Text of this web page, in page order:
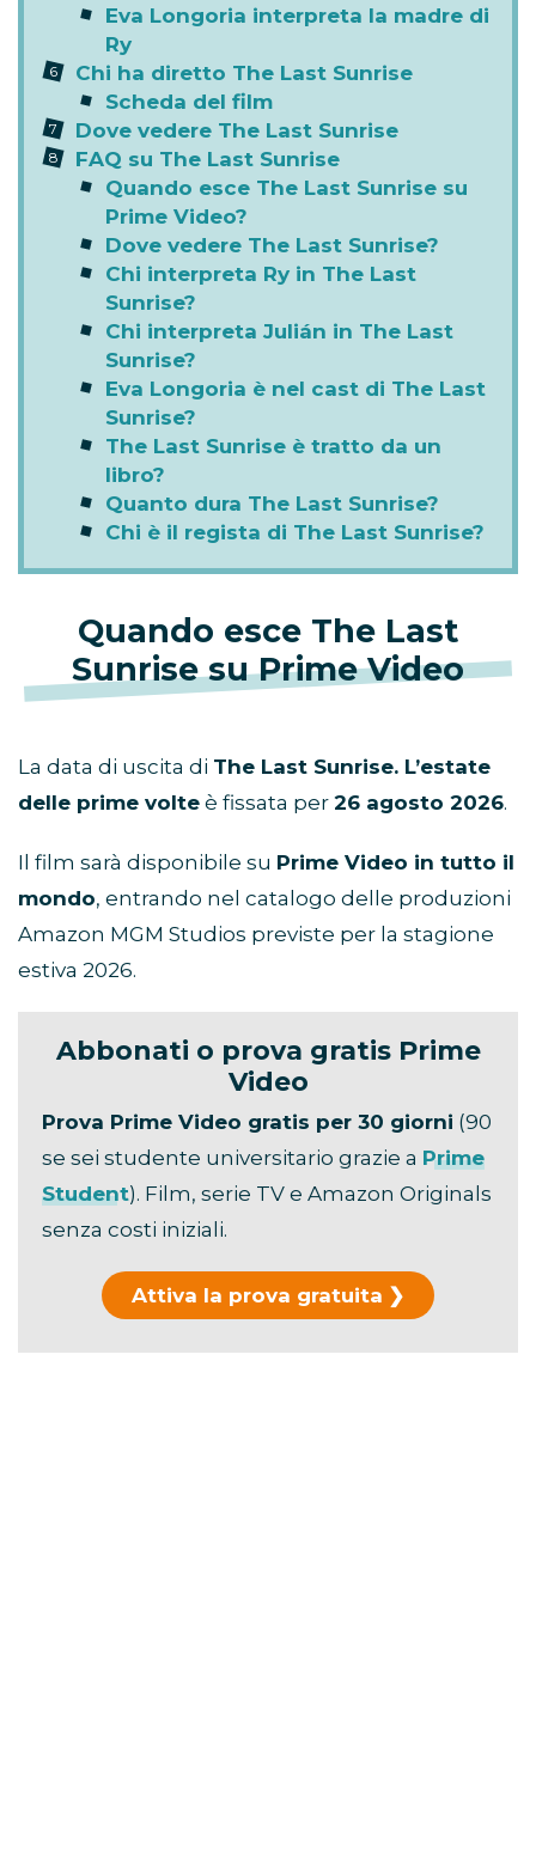
Eva Longoria interpreta la madre di
Ry
Chi ha diretto The Last Sunrise
Scheda del film
Dove vedere The Last Sunrise
FAQ su The Last Sunrise
Quando esce The Last Sunrise su
Prime Video?
Dove vedere The Last Sunrise?
Chi interpreta Ry in The Last
Sunrise?
Chi interpreta Julián in The Last
Sunrise?
Eva Longoria è nel cast di The Last
Sunrise?
The Last Sunrise è tratto da un
libro?
Quanto dura The Last Sunrise?
Chi è il regista di The Last Sunrise?
Quando esce The Last
Sunrise su Prime Video
La data di uscita di The Last Sunrise. L’estate
delle prime volte è fissata per 26 agosto 2026.
Il film sarà disponibile su Prime Video in tutto il
mondo, entrando nel catalogo delle produzioni
Amazon MGM Studios previste per la stagione
estiva 2026.
Abbonati o prova gratis Prime
Video
Prova Prime Video gratis per 30 giorni (90
se sei studente universitario grazie a Prime
Student). Film, serie TV e Amazon Originals
senza costi iniziali.
Attiva la prova gratuita